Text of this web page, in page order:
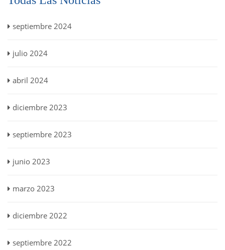
septiembre 2024
julio 2024
abril 2024
diciembre 2023
septiembre 2023
junio 2023
marzo 2023
diciembre 2022
septiembre 2022